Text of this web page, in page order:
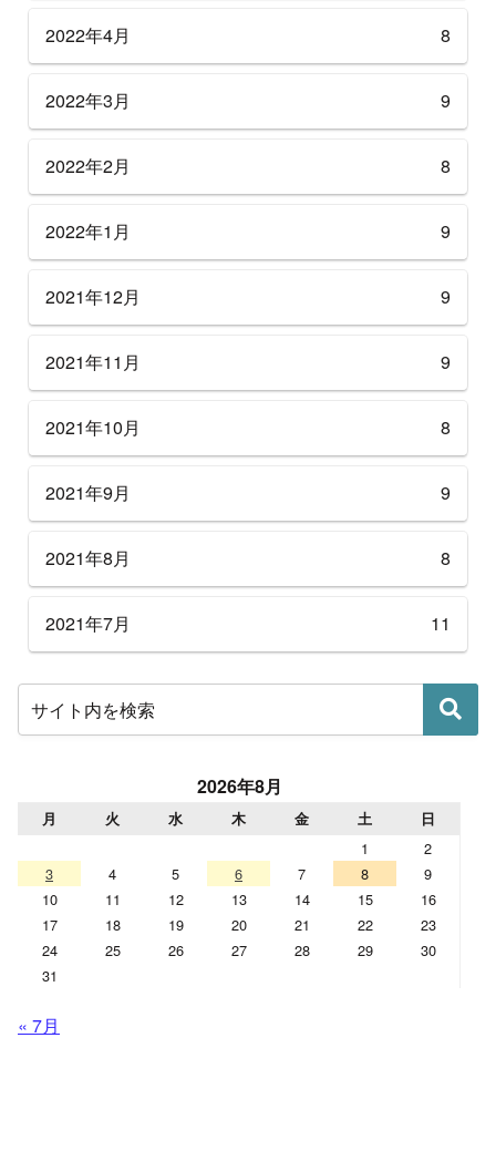
2022年4月 8
2022年3月 9
2022年2月 8
2022年1月 9
2021年12月 9
2021年11月 9
2021年10月 8
2021年9月 9
2021年8月 8
2021年7月 11
2026年8月
月 火 水 木 金 土 日
1
2
3
4 5 6 7 8
9
10
11 12 13 14 15
16
17
18 19 20 21 22
23
24
25 26 27 28 29
30
31
« 7月